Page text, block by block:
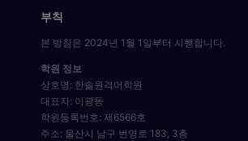
부칙
본 방침은 2024년 1월 1일부터 시행합니다.
학원 정보
상호명: 한솔원격어학원
대표자: 이광동
학원등록번호: 제6566호
주소: 울산시 남구 번영로 183, 3층